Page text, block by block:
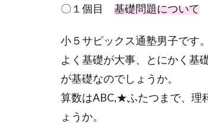
〇１個目 基礎問題について
小５サピックス通塾男子です。
よく基礎が大事、とにかく基
が基礎なのでしょうか。
算数はABC,★ふたつまで、理
ょうか。